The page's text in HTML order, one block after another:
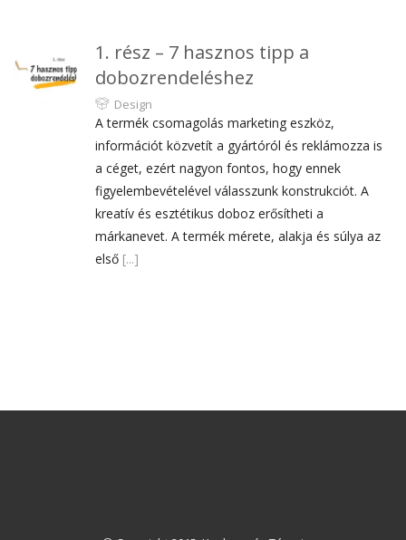
1. rész – 7 hasznos tipp a
dobozrendeléshez
Design
A termék csomagolás marketing eszköz,
információt közvetít a gyártóról és reklámozza is
a céget, ezért nagyon fontos, hogy ennek
figyelembevételével válasszunk konstrukciót. A
kreatív és esztétikus doboz erősítheti a
márkanevet. A termék mérete, alakja és súlya az
első [...]